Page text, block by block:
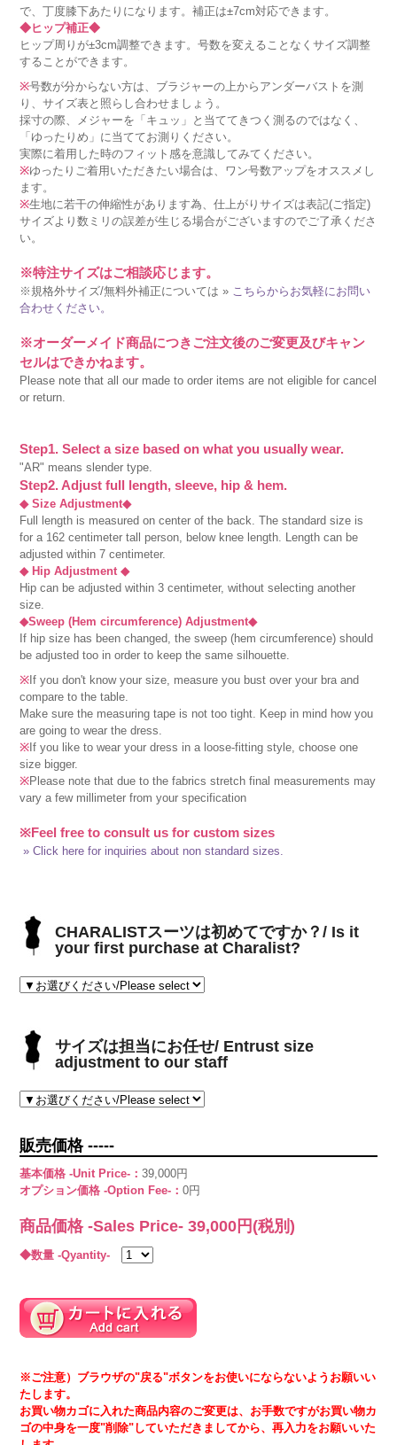
で、丁度膝下あたりになります。補正は±7cm対応できます。
◆ヒップ補正◆
ヒップ周りが±3cm調整できます。号数を変えることなくサイズ調整
することができます。
※号数が分からない方は、ブラジャーの上からアンダーバストを測
り、サイズ表と照らし合わせましょう。
採寸の際、メジャーを「キュッ」と当ててきつく測るのではなく、
「ゆったりめ」に当ててお測りください。
実際に着用した時のフィット感を意識してみてください。
※ゆったりご着用いただきたい場合は、ワン号数アップをオススメし
ます。
※生地に若干の伸縮性があります為、仕上がりサイズは表記(ご指定)
サイズより数ミリの誤差が生じる場合がございますのでご了承くださ
い。
※特注サイズはご相談応じます。
※規格外サイズ/無料外補正については » こちらからお気軽にお問い
合わせください。
※オーダーメイド商品につきご注文後のご変更及びキャン
セルはできかねます。
Please note that all our made to order items are not eligible for cancel
or return.
Step1. Select a size based on what you usually wear.
"AR" means slender type.
Step2. Adjust full length, sleeve, hip & hem.
◆ Size Adjustment◆
Full length is measured on center of the back. The standard size is
for a 162 centimeter tall person, below knee length. Length can be
adjusted within 7 centimeter.
◆ Hip Adjustment ◆
Hip can be adjusted within 3 centimeter, without selecting another
size.
◆Sweep (Hem circumference) Adjustment◆
If hip size has been changed, the sweep (hem circumference) should
be adjusted too in order to keep the same silhouette.
※ If you don't know your size, measure you bust over your bra and
compare to the table.
Make sure the measuring tape is not too tight. Keep in mind how you
are going to wear the dress.
※ If you like to wear your dress in a loose-fitting style, choose one
size bigger.
※Please note that due to the fabrics stretch final measurements may
vary a few millimeter from your specification
※Feel free to consult us for custom sizes
» Click here for inquiries about non standard sizes.
CHARALISTスーツは初めてですか？/ Is it
your first purchase at Charalist?
サイズは担当にお任せ/ Entrust size
adjustment to our staff
販売価格 -----
基本価格 -Unit Price-：39,000円
オプション価格 -Option Fee-：0円
商品価格 -Sales Price-39,000 円(税別)
◆数量 -Qyantity-
※ご注意）ブラウザの"戻る"ボタンをお使いにならないようお願いい
たします。
お買い物カゴに入れた商品内容のご変更は、お手数ですがお買い物カ
ゴの中身を一度"削除"していただきましてから、再入力をお願いいた